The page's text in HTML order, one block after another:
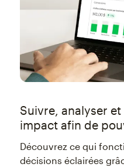
Suivre, analyser
impact afin de
Découvrez ce qui
décisions éclairées